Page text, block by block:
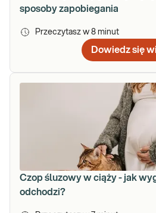
sposoby zapobiegania
Przeczytasz w 8 minut
Dowiedz się
Czop śluzowy w ciąży - jak
odchodzi?